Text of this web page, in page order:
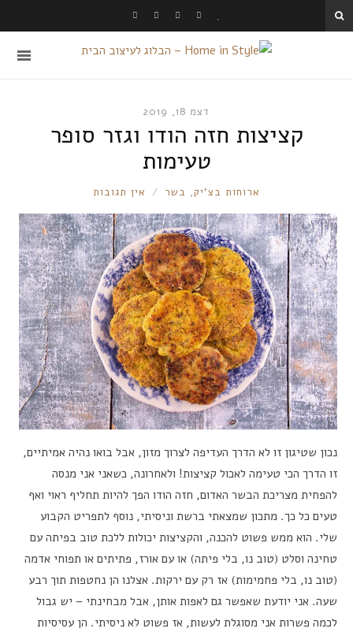
דצמ 18, 2019
קציצות חזה הודו וגזר סופר
טעימות
RONNIE
ארוחות בצ'יק, בשר אין תגובות
נכון שטיגון זו לא הדרך העדיפה לצרוך מזון, אבל בואו נהיה אמיתיים,
זו הדרך הכי טעימה לאכול קציצות! ולאחרונה, כשאני אני מנסה
להפחית מצריכת הבשר האדום, חזה הודו הפך להיות תחליף ראוי ואף
טעים כל כך. מתכון שמצאתי ברשת וניסיתי, נוסף לתפריט הקבוע
שלי. הוא ממש פשוט להכנה, והקציצות יכולות ללכת טוב בפיתה עם
טחינה וסלט (טוב נו, בלי פיתה) או עם אורז, פתיתים או תפוחי אדמה
(טוב נו, בלי פחמימות) אז רק עם ירקות. אצלנו הן נחטפות תוך רבע
שעה. אני יודעת שאפשר גם לאפות אותן, אבל מבחינתי – יש גבול
לכמה פשרות אני מסוגלת לעשות, אז פשוט לא ניסיתי. הן עסיסיות